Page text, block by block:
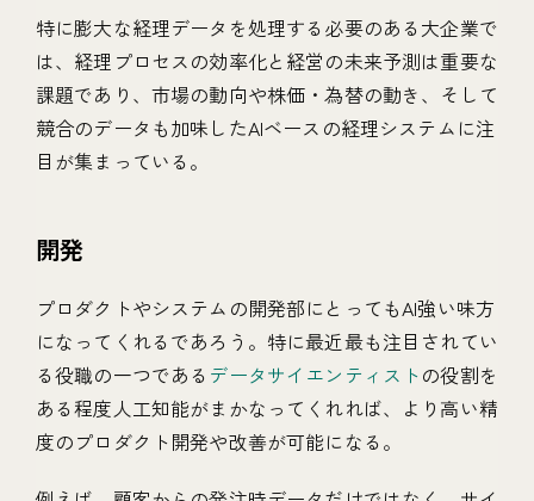
特に膨大な経理データを処理する必要のある大企業で
は、経理プロセスの効率化と経営の未来予測は重要な
課題であり、市場の動向や株価・為替の動き、そして
競合のデータも加味したAIベースの経理システムに注
目が集まっている。
開発
プロダクトやシステムの開発部にとってもAI強い味方
になってくれるであろう。特に最近最も注目されてい
る役職の一つである データサイエンティストの役割を
ある程度人工知能がまかなってくれれば、より高い精
度のプロダクト開発や改善が可能になる。